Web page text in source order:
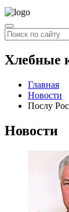
Хлебные
Главная
Новости
Послу
Новости